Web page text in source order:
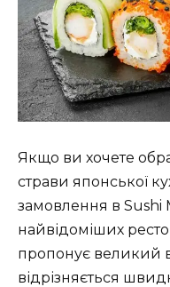
Якщо ви хочете
страви японської
замовлення в Sushi
найвідоміших
пропонує великий
відрізняється